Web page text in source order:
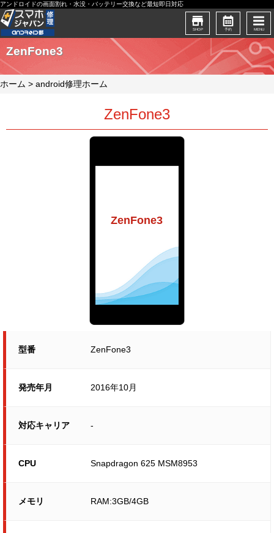
アンドロイドの画面割れ・水没・バッテリー交換など最短即日対応
SHOP 予約 MENU
ZenFone3
ホーム > android修理ホーム
ZenFone3
ZenFone3
型番 ZenFone3
発売年月 2016年10月
対応キャリア -
CPU Snapdragon 625 MSM8953
メモリ RAM:3GB/4GB